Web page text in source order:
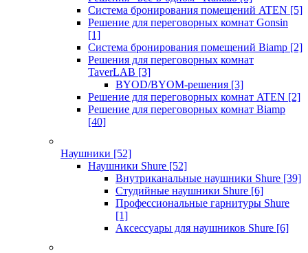
Система бронирования помещений ATEN [5]
Решение для переговорных комнат Gonsin
[1]
Система бронирования помещений Biamp [2]
Решения для переговорных комнат
TaverLAB [3]
BYOD/BYOM-решения [3]
Решение для переговорных комнат ATEN [2]
Решение для переговорных комнат Biamp
[40]
Наушники [52]
Наушники Shure [52]
Внутриканальные наушники Shure [39]
Студийные наушники Shure [6]
Профессиональные гарнитуры Shure
[1]
Аксессуары для наушников Shure [6]